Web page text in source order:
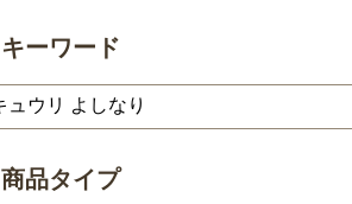
キーワード
商品タイプ